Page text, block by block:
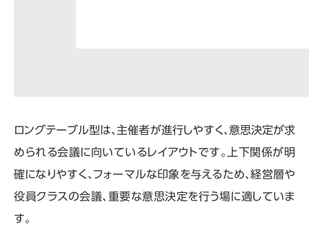
ロングテーブル型は、主催者が進行しやすく、意思決定が求
められる会議に向いているレイアウトです。上下関係が明
確になりやすく、フォーマルな印象を与えるため、経営層や
役員クラスの会議、重要な意思決定を行う場に適していま
す。